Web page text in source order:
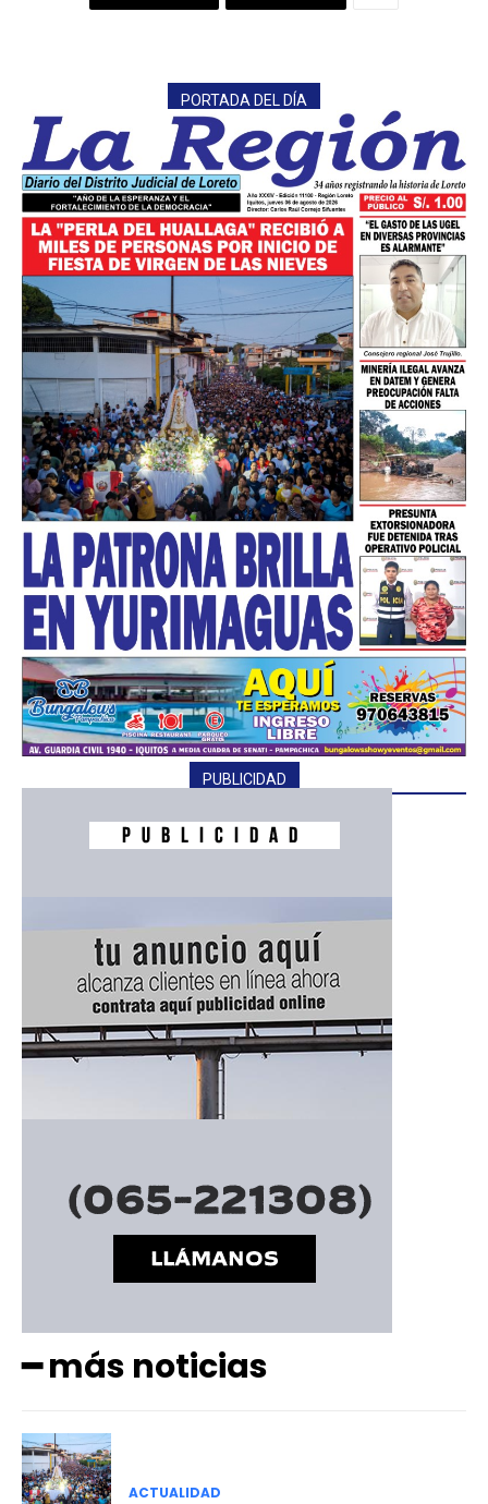
PORTADA DEL DÍA
PUBLICIDAD
━ más noticias
ACTUALIDAD